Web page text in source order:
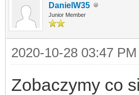
DanielW35
Junior Member
2020-10-28 03:47 PM
Zobaczymy co